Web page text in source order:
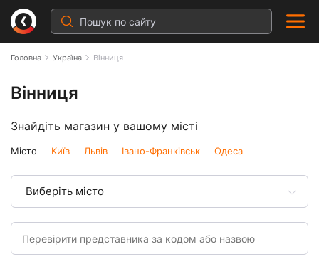
Головна Україна Вінниця
Вінниця
Знайдіть магазин у вашому місті
Місто Київ Львів Івано-Франківськ Одеса
Виберіть місто